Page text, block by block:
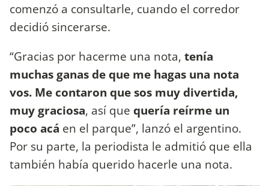
comenzó a consultarle, cuando el corredor
decidió sincerarse.
“Gracias por hacerme una nota, tenía
muchas ganas de que me hagas una nota
vos. Me contaron que sos muy divertida,
muy graciosa, así que quería reírme un
poco acá en el parque”, lanzó el argentino.
Por su parte, la periodista le admitió que ella
también había querido hacerle una nota.